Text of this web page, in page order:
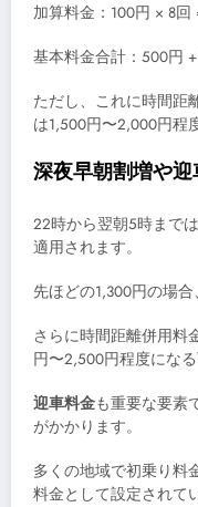
加算料金：100円 × 8回
基本料金合計：500円
ただし、これに時間距
は1,500円〜2,000円程
深夜早朝割増や
22時から翌朝5時までは
適用されます。
先ほどの1,300円の場合
さらに時間距離併用料
円〜2,500円程度にな
迎車料金も重要な要素
がかかります。
多くの地域で初乗り料
料金として設定されて